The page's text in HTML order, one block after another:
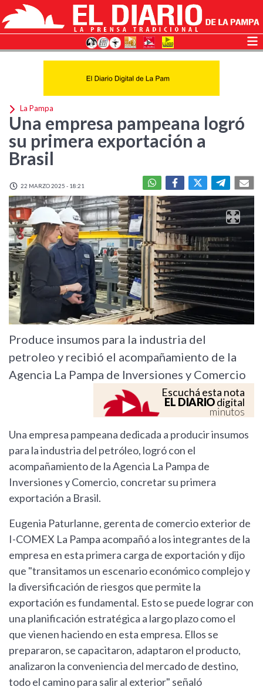
La Pampa
Una empresa pampeana logró
su primera exportación a
Brasil
22 MARZO 2025 - 18:21
Produce insumos para la industria del
petroleo y recibió el acompañamiento de la
Agencia La Pampa de Inversiones y Comercio
Escuchá esta nota
EL DIARIOdigital
minutos
Una empresa pampeana dedicada a producir insumos
para la industria del petróleo, logró con el
acompañamiento de la Agencia La Pampa de
Inversiones y Comercio, concretar su primera
exportación a Brasil.
Eugenia Paturlanne, gerenta de comercio exterior de
I-COMEX La Pampa acompañó a los integrantes de la
empresa en esta primera carga de exportación y dijo
que "transitamos un escenario económico complejo y
la diversificación de riesgos que permite la
exportación es fundamental. Esto se puede lograr con
una planificación estratégica a largo plazo como el
que vienen haciendo en esta empresa. Ellos se
prepararon, se capacitaron, adaptaron el producto,
analizaron la conveniencia del mercado de destino,
todo el camino para salir al exterior" señaló